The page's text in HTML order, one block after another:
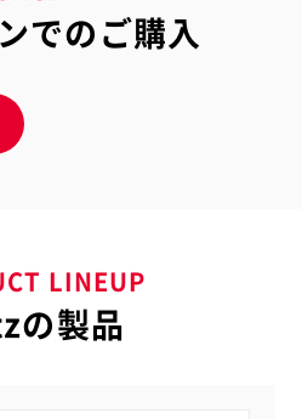
でのご購入
LINEUP
の製品